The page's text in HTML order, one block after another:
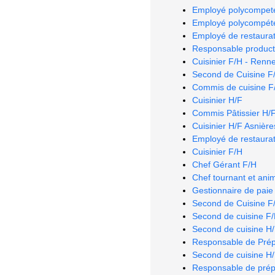
Employé
Employé
Employé de
Responsable
Cuisinier F/H -
Second de Cuisine
Commis de cuisine
Cuisinier H/F
Commis Pâtissier H/
Cuisinier H/F
Employé de
Cuisinier F/H
Chef Gérant F/H
Chef tournant et
Gestionnaire de paie
Second de Cuisine
Second de cuisine
Second de cuisine
Responsable de
Second de cuisine
Responsable de